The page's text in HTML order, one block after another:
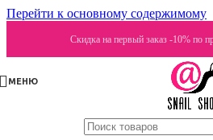
Перейти к основному содержимому
Скидка на первый заказ -10% по
МЕНЮ